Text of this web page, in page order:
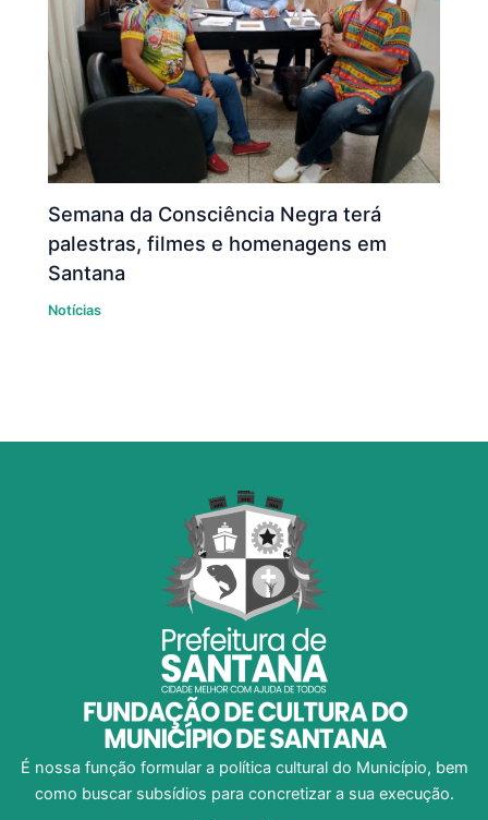
Semana da Consciência Negra terá
palestras, filmes e homenagens em
Santana
Notícias
É nossa função formular a política cultural do Município, bem
como buscar subsídios para concretizar a sua execução.